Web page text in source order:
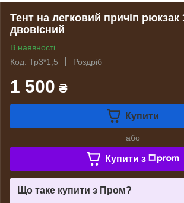
Тент на легковий причіп рюкзак
двовісний
В наявності
Код: Тр3*1,5
Роздріб
1 500 ₴
Купити
або
Купити з
Що таке купити з Пром?